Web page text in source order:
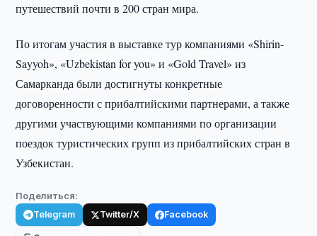
путешествий почти в 200 стран мира.
По итогам участия в выставке тур компаниями «Shirin-
Sayyoh», «Uzbekistan for you» и «Gold Travel» из
Самарканда были достигнуты конкретные
договоренности с прибалтийскими партнерами, а также
другими участвующими компаниями по организации
поездок туристических групп из прибалтийских стран в
Узбекистан.
Поделиться:
Telegram Twitter/X Facebook